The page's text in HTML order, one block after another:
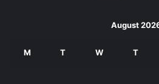
August
M T W T